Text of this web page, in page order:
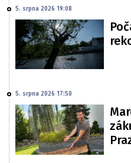
5. srpna 2026 19:08
5. srpna 2026 17:50